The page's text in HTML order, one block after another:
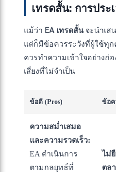
เทรดสั้น: การประ
แม้ว่า EA เทรดสั้นจะนำเส
แต่ก็มีข้อควรระวังที่ผู้ใช้ทุ
ควรทำความเข้าใจอย่างถ่
เสี่ยงที่ไม่จำเป็น
ข้อดี (Pros) ข้อค
ความสม่ำเสมอ
และความรวดเร็ว:
EA ดำเนินการ
ตามกลยุทธ์ที่
ไม่
ตล